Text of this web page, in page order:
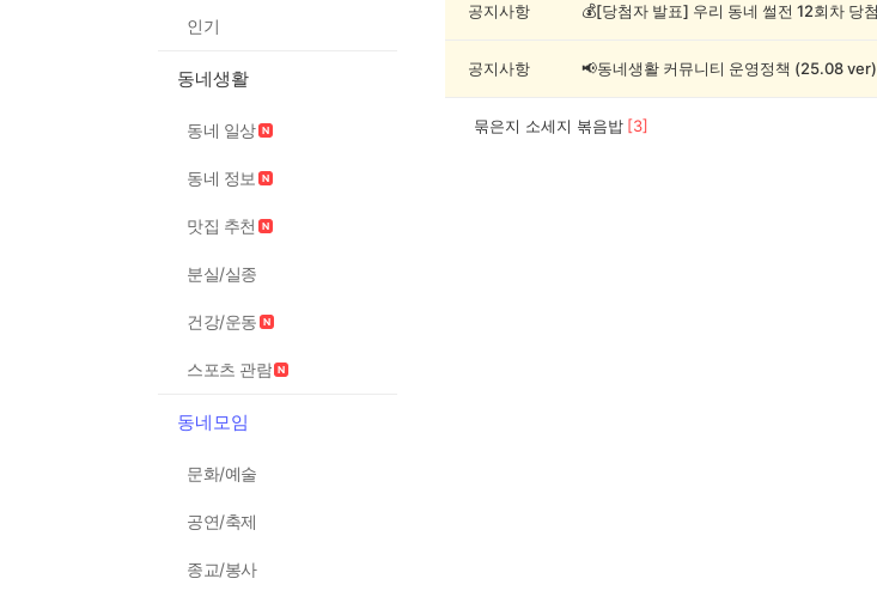
인기
동네생활
동네 일상
동네 정보
맛집 추천
분실/실종
건강/운동
스포츠 관람
동네모임
문화/예술
공연/축제
종교/봉사
공지사항
공지사항 📢동네생활 커뮤니티 운영정책 (25.08 ver)
묶은지 소세지 볶음밥 [3]